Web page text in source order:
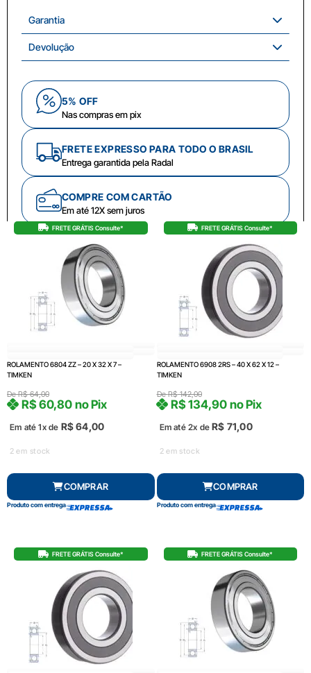
Garantia
Devolução
5% OFF
Nas compras em pix
FRETE EXPRESSO PARA TODO O BRASIL
Entrega garantida pela Radal
COMPRE COM CARTÃO
Em até 12X sem juros
FRETE GRÁTIS Consulte*
ROLAMENTO 6804 ZZ – 20 X 32 X 7 –
TIMKEN
DeR$64,00
Em até 1x de R$64,00
R$60,80 no Pix
2 em stock
COMPRAR
Produto com entrega
FRETE GRÁTIS Consulte*
ROLAMENTO 6908 2RS – 40 X 62 X 12 –
TIMKEN
DeR$142,00
Em até 2x de R$ 71,00
R$134,90 no Pix
2 em stock
COMPRAR
Produto com entrega
FRETE GRÁTIS Consulte* FRETE GRÁTIS Consulte*